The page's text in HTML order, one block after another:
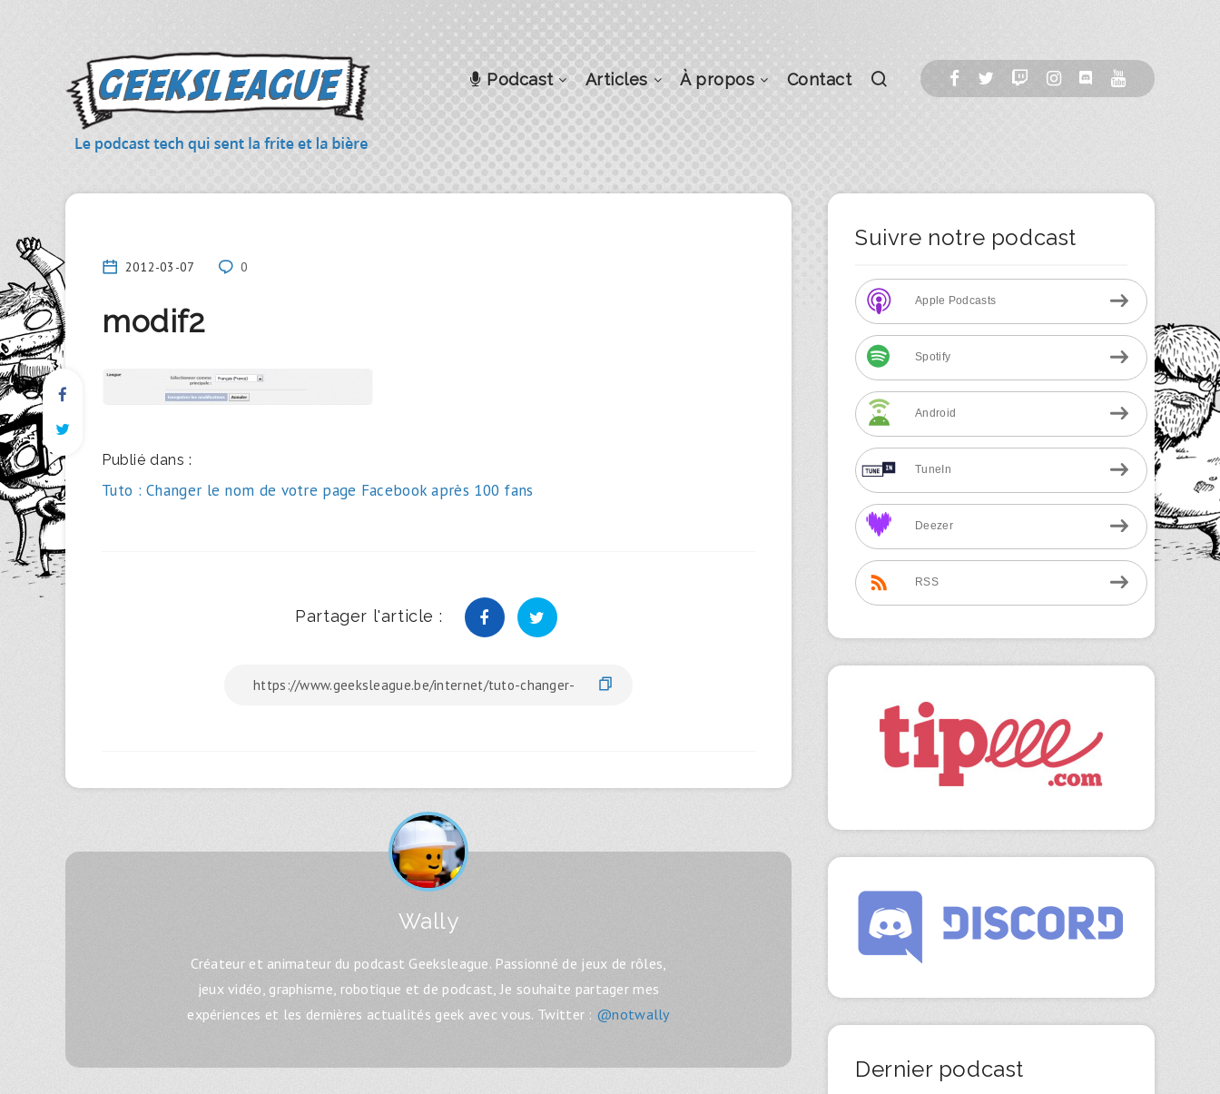
Podcast Articles À propos Contact
2012-03-07 0
modif2
Publié dans :
Navigation
Tuto : Changer le nom de votre page Facebook après 100 fans
Partager l'article :
Wally
Créateur et animateur du podcast Geeksleague. Passionné de jeux de rôles,
jeux vidéo, graphisme, robotique et de podcast, Je souhaite partager mes
expériences et les dernières actualités geek avec vous. Twitter : @notwally
Suivre notre podcast
Apple Podcasts
Spotify
Android
TuneIn
Deezer
RSS
Dernier podcast